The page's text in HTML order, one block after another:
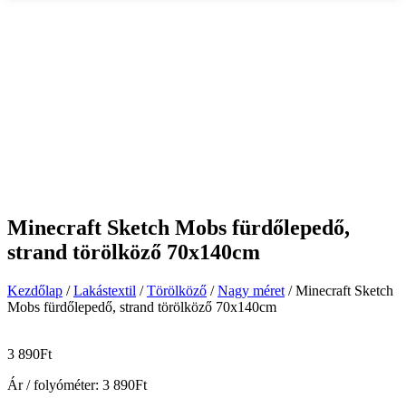
Minecraft Sketch Mobs fürdőlepedő,
strand törölköző 70x140cm
Kezdőlap /Lakástextil /Törölköző /Nagy méret / Minecraft Sketch
Mobs fürdőlepedő, strand törölköző 70x140cm
3 890Ft
Ár / folyóméter: 3 890Ft